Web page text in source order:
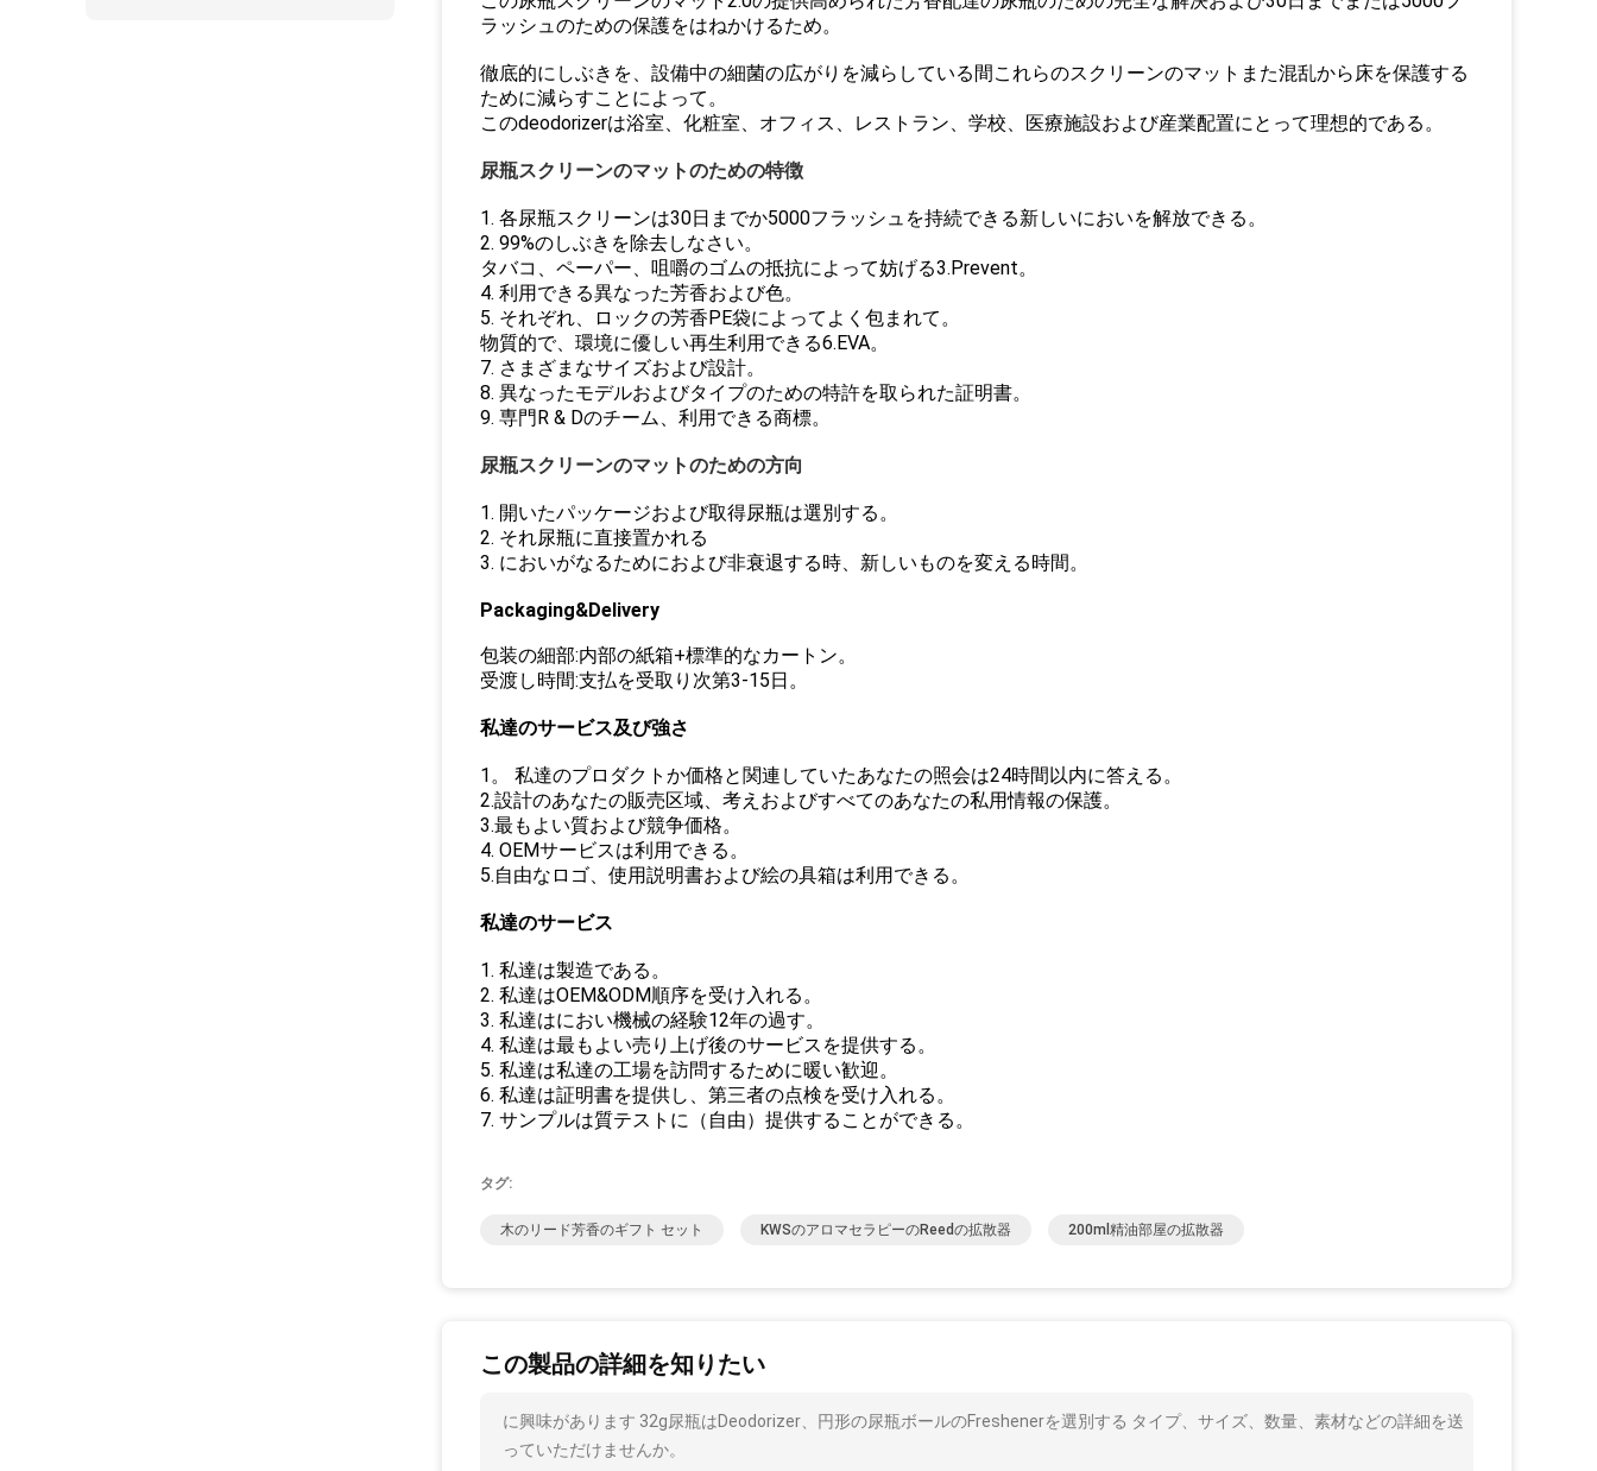
ラッシュのための保護をはねかけるため。
徹底的にしぶきを、設備中の細菌の広がりを減らしている間これらのスクリーンのマットまた混乱から床を保護する
ために減らすことによって。
このdeodorizerは浴室、化粧室、オフィス、レストラン、学校、医療施設および産業配置にとって理想的である。
尿瓶スクリーンのマットのための特徴
1. 各尿瓶スクリーンは30日までか5000フラッシュを持続できる新しいにおいを解放できる。
2. 99%のしぶきを除去しなさい。
タバコ、ペーパー、咀嚼のゴムの抵抗によって妨げる3.Prevent。
4. 利用できる異なった芳香および色。
5. それぞれ、ロックの芳香PE袋によってよく包まれて。
物質的で、環境に優しい再生利用できる6.EVA。
7. さまざまなサイズおよび設計。
8. 異なったモデルおよびタイプのための特許を取られた証明書。
9. 専門R & Dのチーム、利用できる商標。
尿瓶スクリーンのマットのための方向
1. 開いたパッケージおよび取得尿瓶は選別する。
2. それ尿瓶に直接置かれる
3. においがなるためにおよび非衰退する時、新しいものを変える時間。
Packaging&Delivery
包装の細部:内部の紙箱+標準的なカートン。
受渡し時間:支払を受取り次第3-15日。
私達のサービス及び強さ
1。 私達のプロダクトか価格と関連していたあなたの照会は24時間以内に答える。
2.設計のあなたの販売区域、考えおよびすべてのあなたの私用情報の保護。
3.最もよい質および競争価格。
4. OEMサービスは利用できる。
5.自由なロゴ、使用説明書および絵の具箱は利用できる。
私達のサービス
1. 私達は製造である。
2. 私達はOEM&ODM順序を受け入れる。
3. 私達はにおい機械の経験12年の過す。
4. 私達は最もよい売り上げ後のサービスを提供する。
5. 私達は私達の工場を訪問するために暖い歓迎。
6. 私達は証明書を提供し、第三者の点検を受け入れる。
7. サンプルは質テストに（自由）提供することができる。
タグ:
木のリード芳香のギフト セット KWSのアロマセラピーのReedの拡散器 200ml精油部屋の拡散器
この製品の詳細を知りたい
に興味があります 32g尿瓶はDeodorizer、円形の尿瓶ボールのFreshenerを選別する タイプ、サイズ、数量、素材などの詳細を送
っていただけませんか。